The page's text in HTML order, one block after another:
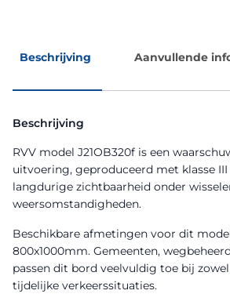
Beschrijving Aanvullende
Beschrijving
RVV model J21OB320f is een
uitvoering, geproduceerd met klasse
langdurige zichtbaarheid onder
weersomstandigheden.
Beschikbare afmetingen voor dit
800x1000mm. Gemeenten,
passen dit bord veelvuldig toe bij
tijdelijke verkeerssituaties.